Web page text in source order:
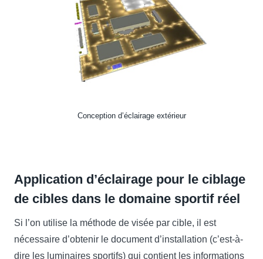
Conception d’éclairage extérieur
Application d’éclairage pour le ciblage
de cibles dans le domaine sportif réel
Si l’on utilise la méthode de visée par cible, il est
nécessaire d’obtenir le document d’installation (c’est-à-
dire les luminaires sportifs) qui contient les informations